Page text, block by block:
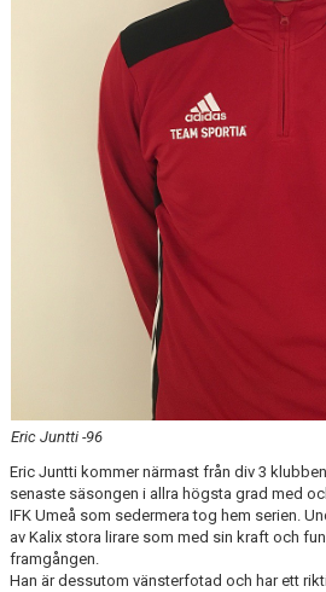
Eric Juntti -96
Eric Juntti kommer närmast från div 3
senaste säsongen i allra högsta grad med
IFK Umeå som sedermera tog hem serien.
av Kalix stora lirare som med sin kraft och
framgången.
Han är dessutom vänsterfotad och har ett